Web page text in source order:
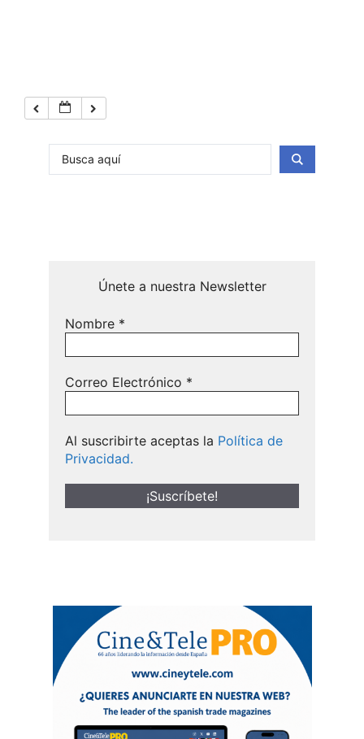
Únete a nuestra Newsletter
Nombre *
Correo Electrónico *
Al suscribirte aceptas la Política de
Privacidad.